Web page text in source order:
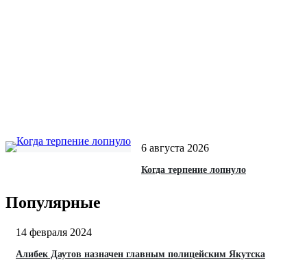
6 августа 2026
Когда терпение лопнуло
Популярные
14 февраля 2024
Алибек Даутов назначен главным полицейским Якутска